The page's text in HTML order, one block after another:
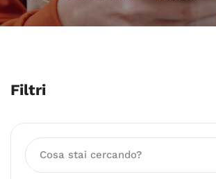
Filtri